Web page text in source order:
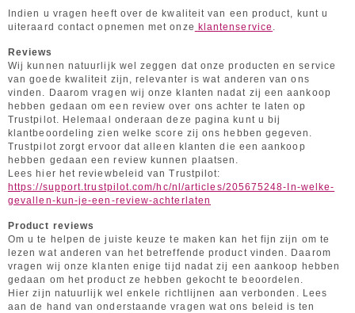
Indien u vragen heeft over de kwaliteit van een product, kunt u
uiteraard contact opnemen met onze klantenservice .
Reviews
Wij kunnen natuurlijk wel zeggen dat onze producten en service
van goede kwaliteit zijn, relevanter is wat anderen van ons
vinden. Daarom vragen wij onze klanten nadat zij een aankoop
hebben gedaan om een review over ons achter te laten op
Trustpilot. Helemaal onderaan deze pagina kunt u bij
klantbeoordeling zien welke score zij ons hebben gegeven.
Trustpilot zorgt ervoor dat alleen klanten die een aankoop
hebben gedaan een review kunnen plaatsen.
Lees hier het reviewbeleid van Trustpilot:
https://support.trustpilot.com/hc/nl/articles/205675248-In-welke-
gevallen-kun-je-een-review-achterlaten
Product reviews
Om u te helpen de juiste keuze te maken kan het fijn zijn om te
lezen wat anderen van het betreffende product vinden. Daarom
vragen wij onze klanten enige tijd nadat zij een aankoop hebben
gedaan om het product ze hebben gekocht te beoordelen.
Hier zijn natuurlijk wel enkele richtlijnen aan verbonden. Lees
aan de hand van onderstaande vragen wat ons beleid is ten